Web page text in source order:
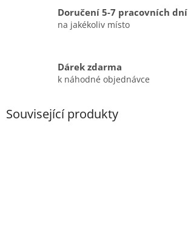
Doručení 5-7 pracovních dní
na jakékoliv místo
Dárek zdarma
k náhodné objednávce
Související produkty